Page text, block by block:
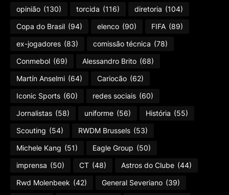
opinião (130) torcida (116) diretoria (104)
Copa do Brasil (94) elenco (90) FIFA (89)
ex-jogadores (83) comissão técnica (78)
Conmebol (69) Alessandro Brito (68)
Martín Anselmi (64) Cariocão (62)
Iconic Sports (60) redes sociais (60)
Jornalistas (58) uniforme (56) História (55)
Scouting (54) RWDM Brussels (53)
Michele Kang (51) Eagle Group (50)
imprensa (50) CT (48) Astros do Clube (44)
Rwd Molenbeek (42) General Severiano (39)